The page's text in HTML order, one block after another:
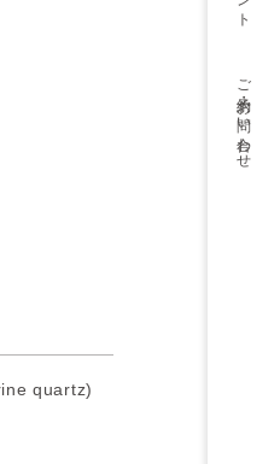
ご予約・
お問い合わせ
quartz)